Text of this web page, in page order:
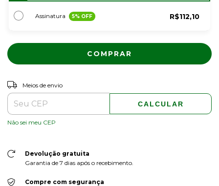
Assinatura 5% OFF R$112,10
Entregas para o CEP:
Meios de envio
CALCULAR
Não sei meu CEP
Devolução gratuita
Garantia de 7 dias após o recebimento.
Compre com segurança